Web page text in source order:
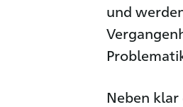
und
Neben